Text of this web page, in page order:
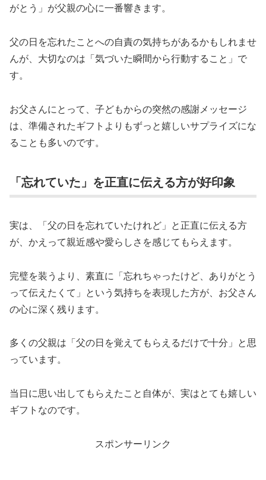
がとう」が父親の心に一番響きます。
父の日を忘れたことへの自責の気持ちがあるかもしれませ
んが、大切なのは「気づいた瞬間から行動すること」で
す。
お父さんにとって、子どもからの突然の感謝メッセージ
は、準備されたギフトよりもずっと嬉しいサプライズにな
ることも多いのです。
「忘れていた」を正直に伝える方が好印象
実は、「父の日を忘れていたけれど」と正直に伝える方
が、かえって親近感や愛らしさを感じてもらえます。
完璧を装うより、素直に「忘れちゃったけど、ありがとう
って伝えたくて」という気持ちを表現した方が、お父さん
の心に深く残ります。
多くの父親は「父の日を覚えてもらえるだけで十分」と思
っています。
当日に思い出してもらえたこと自体が、実はとても嬉しい
ギフトなのです。
スポンサーリンク